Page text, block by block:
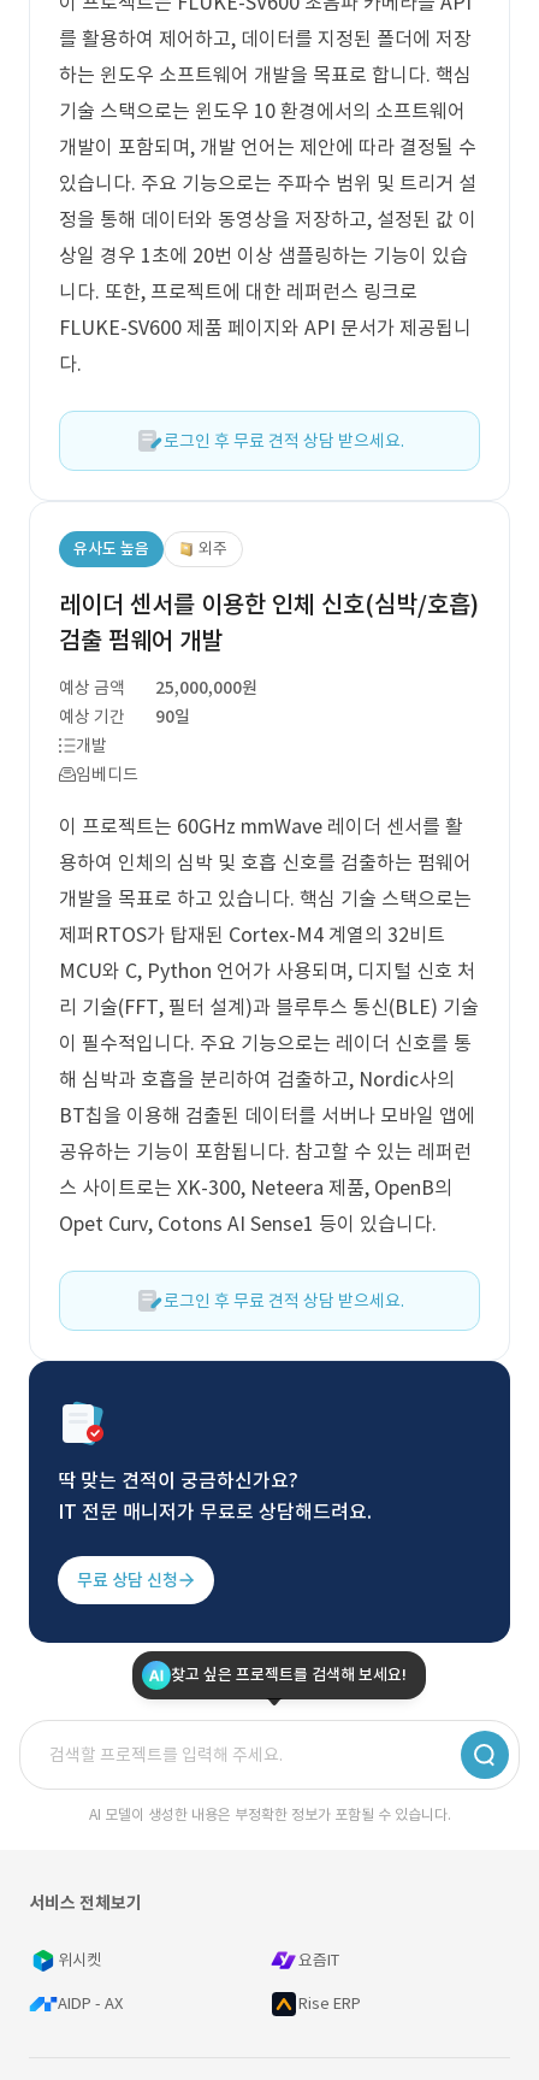
를 활용하여 제어하고, 데이터를 지정된 폴더에 저장
하는 윈도우 소프트웨어 개발을 목표로 합니다. 핵심
기술 스택으로는 윈도우 10 환경에서의 소프트웨어
개발이 포함되며, 개발 언어는 제안에 따라 결정될 수
있습니다. 주요 기능으로는 주파수 범위 및 트리거 설
정을 통해 데이터와 동영상을 저장하고, 설정된 값 이
상일 경우 1초에 20번 이상 샘플링하는 기능이 있습
니다. 또한, 프로젝트에 대한 레퍼런스 링크로
FLUKE-SV600 제품 페이지와 API 문서가 제공됩니
다.
로그인 후 무료 견적 상담 받으세요.
유사도 높음 외주
레이더 센서를 이용한 인체 신호(심박/호흡)
검출 펌웨어 개발
예상 금액
25,000,000원
예상 기간
90일
개발
임베디드
이 프로젝트는 60GHz mmWave 레이더 센서를 활
용하여 인체의 심박 및 호흡 신호를 검출하는 펌웨어
개발을 목표로 하고 있습니다. 핵심 기술 스택으로는
제퍼RTOS가 탑재된 Cortex-M4 계열의 32비트
MCU와 C, Python 언어가 사용되며, 디지털 신호 처
리 기술(FFT, 필터 설계)과 블루투스 통신(BLE) 기술
이 필수적입니다. 주요 기능으로는 레이더 신호를 통
해 심박과 호흡을 분리하여 검출하고, Nordic사의
BT칩을 이용해 검출된 데이터를 서버나 모바일 앱에
공유하는 기능이 포함됩니다. 참고할 수 있는 레퍼런
스 사이트로는 XK-300, Neteera 제품, OpenB의
Opet Curv, Cotons AI Sense1 등이 있습니다.
로그인 후 무료 견적 상담 받으세요.
딱 맞는 견적이 궁금하신가요?
IT 전문 매니저가 무료로 상담해드려요.
무료 상담 신청
찾고 싶은 프로젝트를 검색해 보세요!
AI 모델이 생성한 내용은 부정확한 정보가 포함될 수 있습니다.
서비스 전체보기
위시켓 요즘IT
AIDP - AX Rise ERP